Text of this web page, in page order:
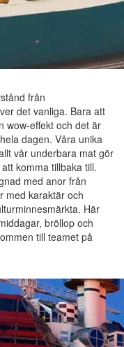
från
det vanliga. Bara att
wow-effekt och det är
dagen. Våra unika
vår underbara mat gör
komma tillbaka till.
med anor från
med karaktär och
Här
bröllop och
till teamet på